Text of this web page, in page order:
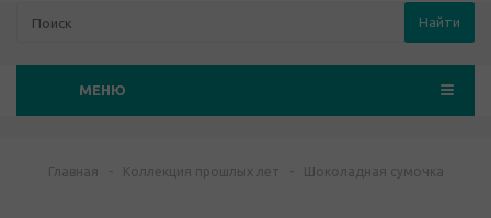
Найти
МЕНЮ
Главная - Коллекция прошлых лет - Шоколадная сумочка